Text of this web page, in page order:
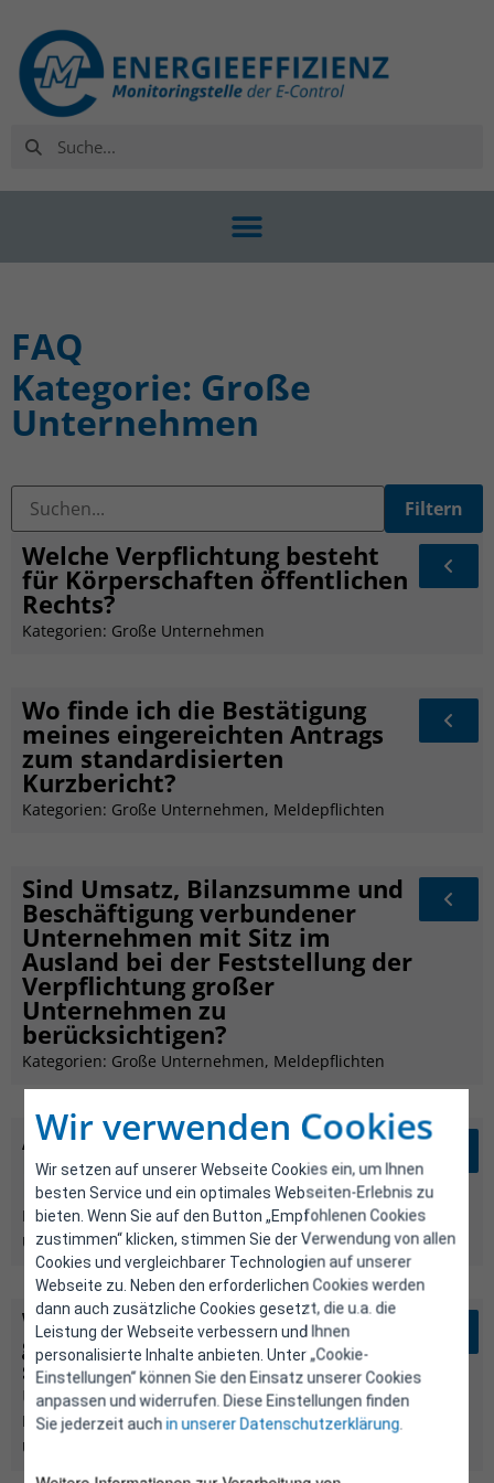
Wir verwenden Cookies
Wir setzen auf unserer Webseite Cookies ein, um Ihnen
besten Service und ein optimales Webseiten-Erlebnis zu
bieten. Wenn Sie auf den Button „Empfohlenen Cookies
zustimmen“ klicken, stimmen Sie der Verwendung von allen
Cookies und vergleichbarer Technologien auf unserer
Webseite zu. Neben den erforderlichen Cookies werden
dann auch zusätzliche Cookies gesetzt, die u.a. die
Leistung der Webseite verbessern und Ihnen
personalisierte Inhalte anbieten. Unter „Cookie-
Einstellungen“ können Sie den Einsatz unserer Cookies
anpassen und widerrufen. Diese Einstellungen finden
Sie jederzeit auchin unserer Datenschutzerklärung
FAQ
Kategorie: Große
Unternehmen
Welche Verpflichtung besteht
für Körperschaften öffentlichen
Rechts?
Kategorien: Große Unternehmen
Wo finde ich die Bestätigung
meines eingereichten Antrags
zum standardisierten
Kurzbericht?
Kategorien: Große Unternehmen, Meldepflichten
Sind Umsatz, Bilanzsumme und
Beschäftigung verbundener
Unternehmen mit Sitz im
Ausland bei der Feststellung der
Verpflichtung großer
Unternehmen zu
berücksichtigen?
Kategorien: Große Unternehmen, Meldepflichten
Aus welchem Jahr müssen die
Daten im standardisierten
Kurzbericht sein?
Kategorien:Energiedienstleistungen,Große
Unternehmen ,Meldepflichten
Wie ist mit ausschließlich
gehandelten Energiemengen im
standardisierten Kurzbericht
umzugehen?
Kategorien:Energielieferant:innen,Große
Unternehmen